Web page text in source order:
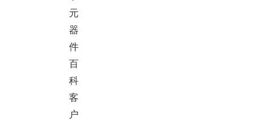
元
器
件
百
科
客
户